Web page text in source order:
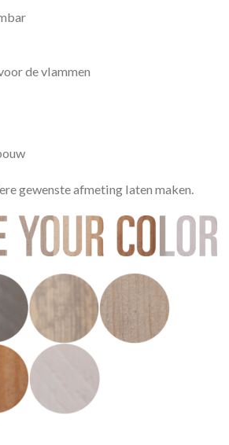
de vlammen
gewenste afmeting laten maken.